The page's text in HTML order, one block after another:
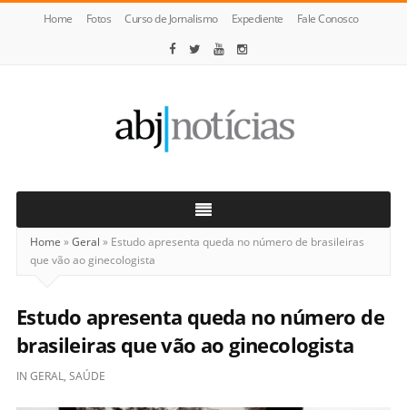
Home Fotos Curso de Jornalismo Expediente Fale Conosco
Notícias
Home »Geral » Estudo apresenta queda no número de brasileiras
que vão ao ginecologista
Estudo apresenta queda no número de
brasileiras que vão ao ginecologista
IN GERAL, SAÚDE